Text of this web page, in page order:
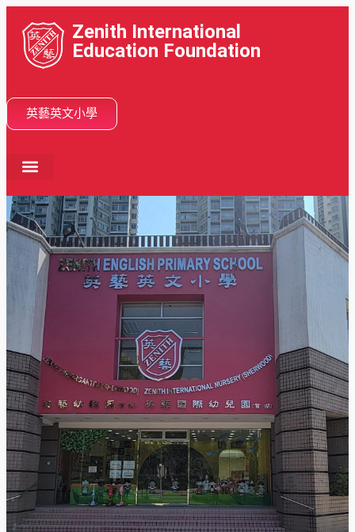
Zenith International
Education Foundation
英藝英文小學